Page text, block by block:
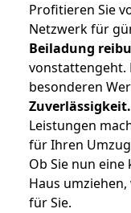
Profitieren Sie
Netzwerk für
Beiladung
vonstattengeht.
besonderen
Zuverlässigkeit.
Leistungen
für Ihren
Ob Sie nun
Haus
für Sie.